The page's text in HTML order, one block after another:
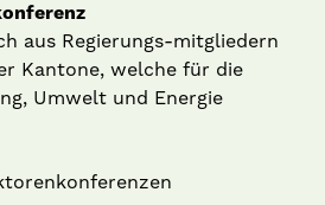
aus Regierungs-mitgliedern
Kantone, welche für die
Umwelt und Energie